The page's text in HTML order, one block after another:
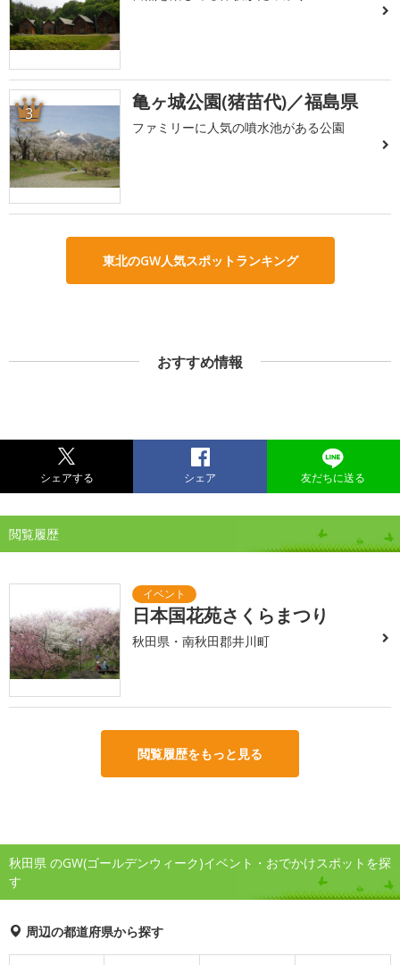
3 亀ヶ城公園(猪苗代)／福島県
ファミリーに人気の噴水池がある公園
東北のGW人気スポットランキング
おすすめ情報
シェアする シェア 友だちに送る
閲覧履歴
日本国花苑さくらまつり
秋田県・南秋田郡井川町
閲覧履歴をもっと見る
秋田県 のGW(ゴールデンウィーク)イベント・おでかけスポットを探
す
周辺の都道府県から探す